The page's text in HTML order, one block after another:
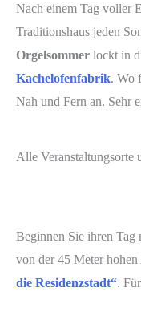
Nach einem Tag voller
Traditionshaus jeden
Orgelsommer lockt in
Kachelofenfabrik. Wo
Nah und Fern an. Sehr
Alle Veranstaltungsorte
Beginnen Sie ihren Tag
von der 45 Meter
die Residenzstadt“.